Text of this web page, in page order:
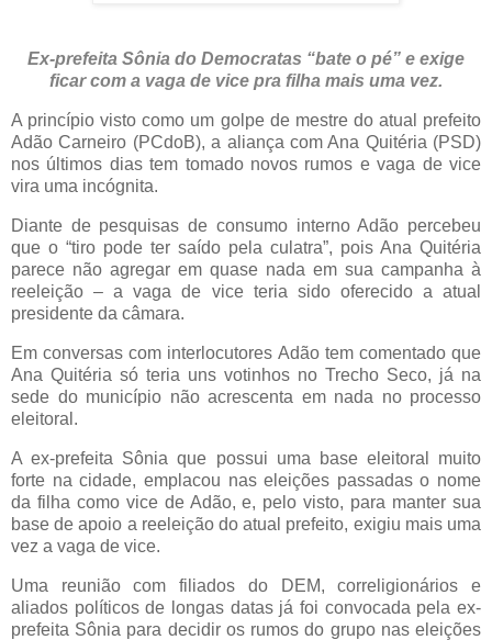
Ex-prefeita Sônia do Democratas “bate o pé” e exige
ficar com a vaga de vice pra filha mais uma vez.
A princípio visto como um golpe de mestre do atual prefeito
Adão Carneiro (PCdoB), a aliança com Ana Quitéria (PSD)
nos últimos dias tem tomado novos rumos e vaga de vice
vira uma incógnita.
Diante de pesquisas de consumo interno Adão percebeu
que o “tiro pode ter saído pela culatra”, pois Ana Quitéria
parece não agregar em quase nada em sua campanha à
reeleição – a vaga de vice teria sido oferecido a atual
presidente da câmara.
Em conversas com interlocutores Adão tem comentado que
Ana Quitéria só teria uns votinhos no Trecho Seco, já na
sede do município não acrescenta em nada no processo
eleitoral.
A ex-prefeita Sônia que possui uma base eleitoral muito
forte na cidade, emplacou nas eleições passadas o nome
da filha como vice de Adão, e, pelo visto, para manter sua
base de apoio a reeleição do atual prefeito, exigiu mais uma
vez a vaga de vice.
Uma reunião com filiados do DEM, correligionários e
aliados políticos de longas datas já foi convocada pela ex-
prefeita Sônia para decidir os rumos do grupo nas eleições